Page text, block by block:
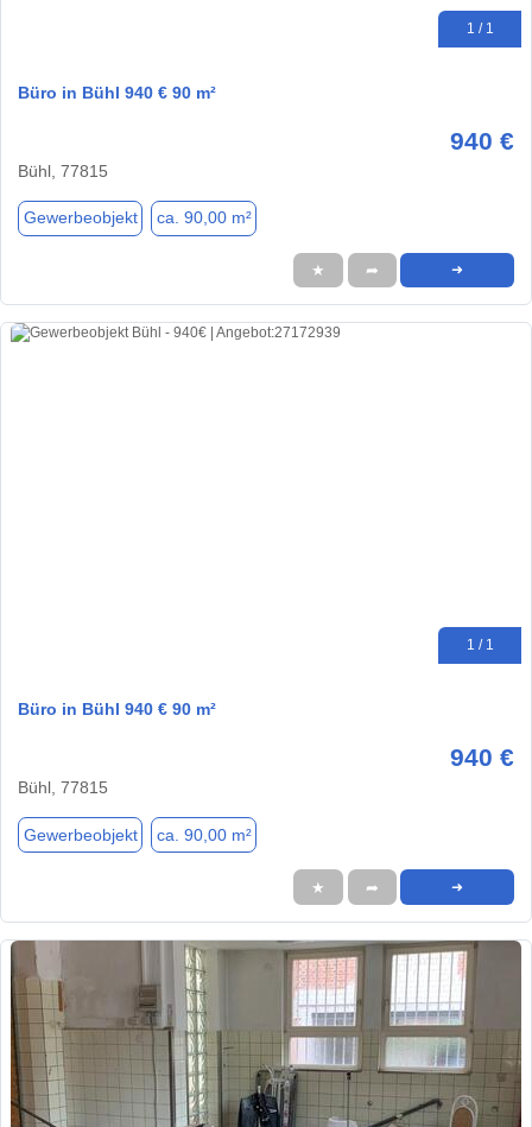
1 / 1
Büro in Bühl 940 € 90 m²
940 €
Bühl, 77815
Gewerbeobjekt ca. 90,00 m²
★ ➦ ➜
1 / 1
Büro in Bühl 940 € 90 m²
940 €
Bühl, 77815
Gewerbeobjekt ca. 90,00 m²
★ ➦ ➜